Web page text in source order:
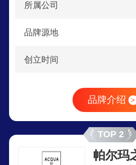
所属公司
品牌源地
创立时间
品牌介绍 >
TOP 2
帕尔玛